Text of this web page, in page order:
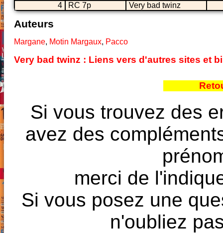
4
RC 7p Very bad twinz
Auteurs
Margane, Motin Margaux, Pacco
Very bad twinz : Liens vers d'autres sites et
Si vous trouvez des
avez des
merci de
Si vous posez une
n'oubliez